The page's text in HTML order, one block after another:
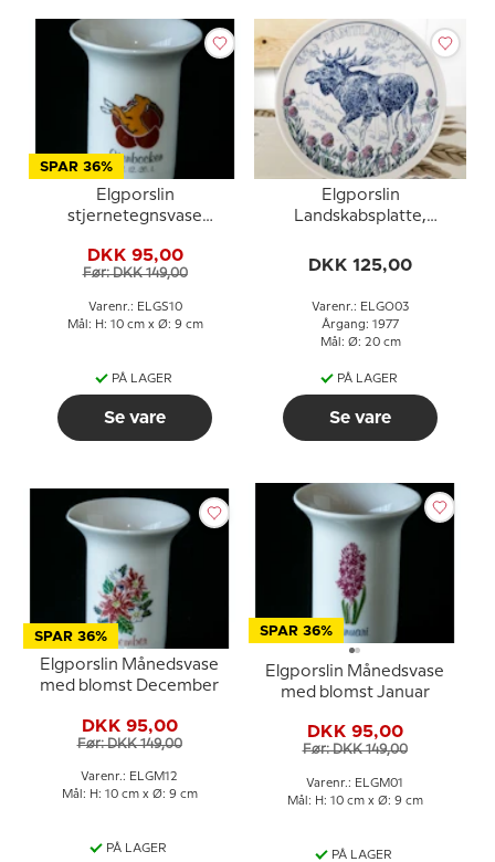
SPAR 36%
Elgporslin
stjernetegnsvase
DKK 95,00
Før: DKK 149,00
Varenr.: ELGS10
Mål: H: 10 cm x Ø: 9 cm
PÅ LAGER
Se vare
Elgporslin
Landskabsplatte,
DKK 125,00
Varenr.: ELGO03
Årgang: 1977
Mål: Ø: 20 cm
PÅ LAGER
Se vare
SPAR 36%
Elgporslin Månedsvase
med blomst December
DKK 95,00
Før: DKK 149,00
Varenr.: ELGM12
Mål: H: 10 cm x Ø: 9 cm
PÅ LAGER
SPAR 36%
Elgporslin Månedsvase
med blomst Januar
DKK 95,00
Før: DKK 149,00
Varenr.: ELGM01
Mål: H: 10 cm x Ø: 9 cm
PÅ LAGER